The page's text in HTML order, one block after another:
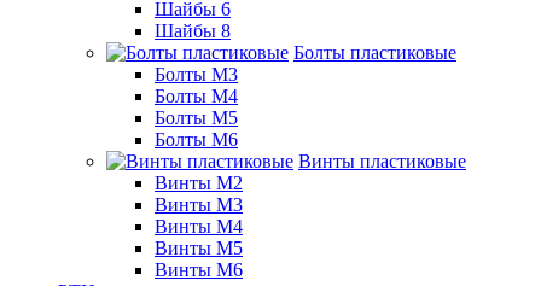
Шайбы 6
Шайбы 8
Болты пластиковые
Болты М3
Болты М4
Болты М5
Болты М6
Винты пластиковые
Винты М2
Винты М3
Винты М4
Винты М5
Винты М6